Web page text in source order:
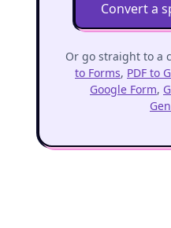
Convert a
Or go straight to a
to Forms, PDF to
Google Form,